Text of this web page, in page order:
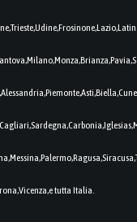
tutta Italia.